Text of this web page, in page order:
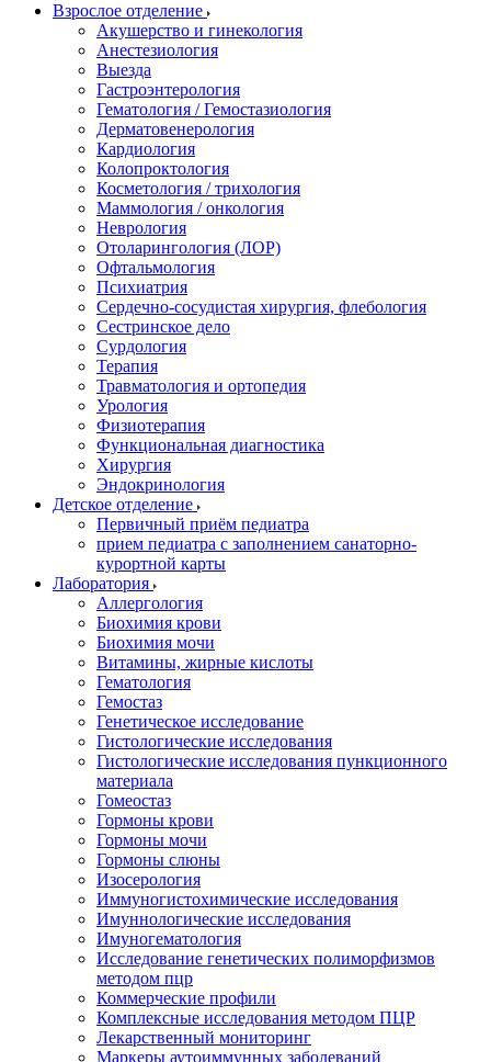
Взрослое отделение
Акушерство и гинекология
Анестезиология
Выезда
Гастроэнтерология
Гематология / Гемостазиология
Дерматовенерология
Кардиология
Колопроктология
Косметология / трихология
Маммология / онкология
Неврология
Отоларингология (ЛОР)
Офтальмология
Психиатрия
Сердечно-сосудистая хирургия, флебология
Сестринское дело
Сурдология
Терапия
Травматология и ортопедия
Урология
Физиотерапия
Функциональная диагностика
Хирургия
Эндокринология
Детское отделение
Первичный приём педиатра
прием педиатра с заполнением санаторно-
курортной карты
Лаборатория
Аллергология
Биохимия крови
Биохимия мочи
Витамины, жирные кислоты
Гематология
Гемостаз
Генетическое исследование
Гистологические исследования
Гистологические исследования пункционного
материала
Гомеостаз
Гормоны крови
Гормоны мочи
Гормоны слюны
Изосерология
Иммуногистохимические исследования
Имуннологические исследования
Имуногематология
Исследование генетических полиморфизмов
методом пцр
Коммерческие профили
Комплексные исследования методом ПЦР
Лекарственный мониторинг
Маркеры аутоиммунных заболеваний